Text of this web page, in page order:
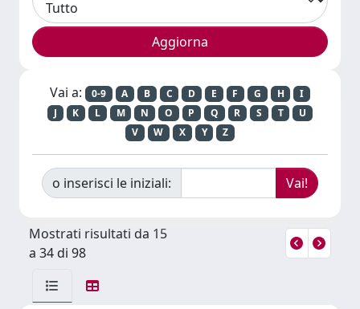
Vai a: 0-9 A B C D E F G H
I
J
K L M N O P Q R S T
U
V
W X Y Z
o inserisci le iniziali:
Mostrati risultati da 15
a 34 di 98